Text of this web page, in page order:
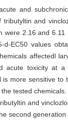
and
tributyltin and
were 2.16 and
d-EC50 values
affectedl
acute toxicity at
is more sensitive to
tested
and
second